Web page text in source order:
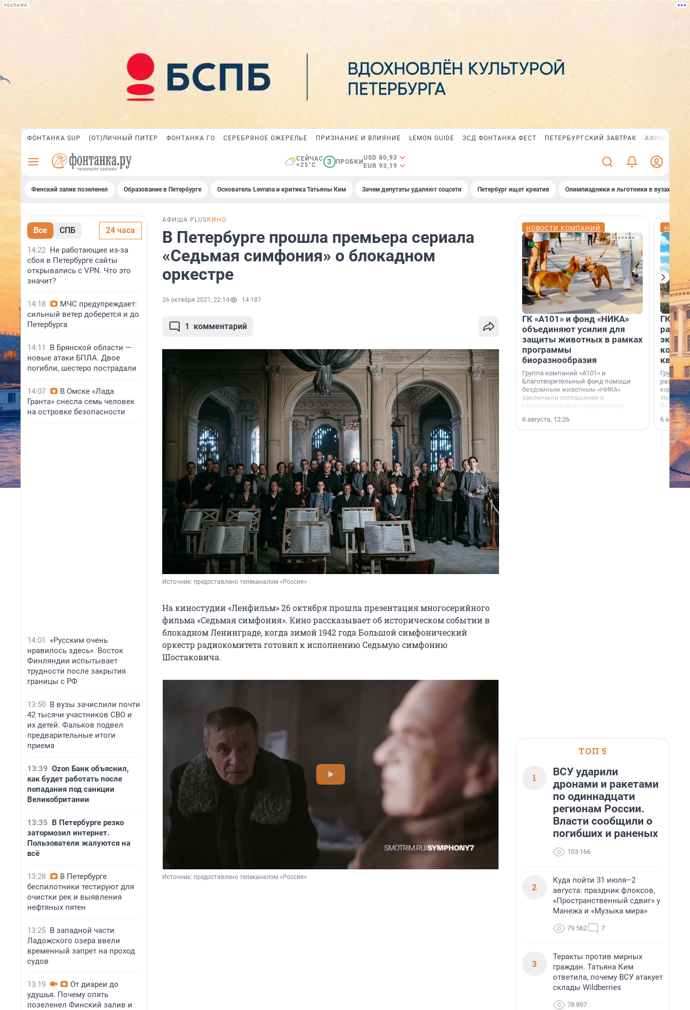
РЕКЛАМА
ФОНТАНКА SUP (ОТ)ЛИЧНЫЙ ПИТЕР ФОНТАНКА ГО СЕРЕБРЯНОЕ ОЖЕРЕЛЬЕ ПРИЗНАНИЕ И ВЛИЯНИЕ LEMON GUIDE ЗСД ФОНТАНКА ФЕСТ ПЕТЕРБУРГСКИЙ ЗАВТРАК АФИША PLUS
СЕЙЧАС
+25°C
3 ПРОБКИ
USD 80,93
EUR 93,19
Финский залив позеленел Образование в Петербурге Основатель Levrana и критика Татьяны Ким Зачем депутаты удаляют соцсети Петербург ищет креатив Олимпиадники и льготники в вузах СПб
Все СПБ 24 часа
14:22 Не работающие из-за
сбоя в Петербурге сайты
открывались с VPN. Что это
значит?
14:18
МЧС предупреждает:
сильный ветер доберется и до
Петербурга
14:11
В Брянской области —
новые атаки БПЛА. Двое
погибли, шестеро пострадали
14:07
В Омске «Лада
Гранта» снесла семь человек
на островке безопасности
14:01
«Русским очень
нравилось здесь». Восток
Финляндии испытывает
трудности после закрытия
границы с РФ
13:50 В вузы зачислили почти
42 тысячи участников СВО и
их детей. Фальков подвел
предварительные итоги
приема
13:39 Ozon Банк объяснил,
как будет работать после
попадания под санкции
Великобритании
13:35 В Петербурге резко
затормозил интернет.
Пользователи жалуются на
всё
13:28
В Петербурге
беспилотники тестируют для
очистки рек и выявления
нефтяных пятен
13:25 В западной части
Ладожского озера ввели
временный запрет на проход
судов
13:19
От диареи до
удушья. Почему опять
позеленел Финский залив и
АФИША PLUS КИНО
В Петербурге прошла премьера сериала
«Седьмая симфония» о блокадном
оркестре
26 октября 2021, 22:14 14 187
1 комментарий
Источник: предоставлено телеканалом «Россия»
На киностудии «Ленфильм» 26 октября прошла презентация многосерийного
фильма «Седьмая симфония». Кино рассказывает об историческом событии в
блокадном Ленинграде, когда зимой 1942 года Большой симфонический
оркестр радиокомитета готовил к исполнению Седьмую симфонию
Шостаковича.
Источник: предоставлено телеканалом «Россия»
НОВОСТИ КОМПАНИЙ
ГК «А101» и фонд «НИКА»
объединяют усилия для
защиты животных в рамках
программы
биоразнообразия
Группа компаний «А101» и
Благотворительный фонд помощи
бездомным животным «НИКА»
заключили соглашение о
стратегическом сотрудничестве.
6 августа, 12:26
ГК
Группа
корпуса
Уютный
6
ТОП 5
1
ВСУ ударили
дронами и ракетами
по одиннадцати
регионам России.
Власти сообщили о
погибших и раненых
103 166
2
Куда пойти 31 июля–2
августа: праздник флоксов,
«Пространственный сдвиг» у
Манежа и «Музыка мира»
79 562 7
3
Теракты против мирных
граждан. Татьяна Ким
ответила, почему ВСУ атакует
склады Wildberries
78 897